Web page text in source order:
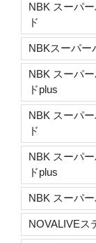
NBK スーパ
ド
NBKスーパー
NBK スーパ
ドplus
NBK スーパ
ド
NBK スーパ
ドplus
NBK スーパ
NOVALIVEス